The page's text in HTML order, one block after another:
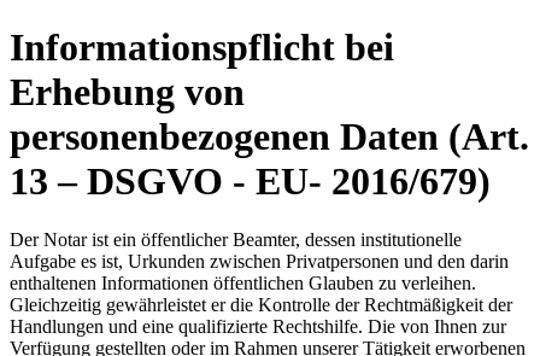
Informationspflicht bei
Erhebung von
personenbezogenen Daten (Art.
13 – DSGVO - EU- 2016/679)
Der Notar ist ein öffentlicher Beamter, dessen institutionelle
Aufgabe es ist, Urkunden zwischen Privatpersonen und den darin
enthaltenen Informationen öffentlichen Glauben zu verleihen.
Gleichzeitig gewährleistet er die Kontrolle der Rechtmäßigkeit der
Handlungen und eine qualifizierte Rechtshilfe. Die von Ihnen zur
Verfügung gestellten oder im Rahmen unserer Tätigkeit erworbenen